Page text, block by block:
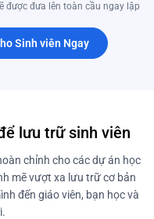
được đưa lên toàn cầu ngay lập
Sinh viên Ngay
lưu trữ sinh viên
chỉnh cho các dự án học
mẽ vượt xa lưu trữ cơ bản
đến giáo viên, bạn học và